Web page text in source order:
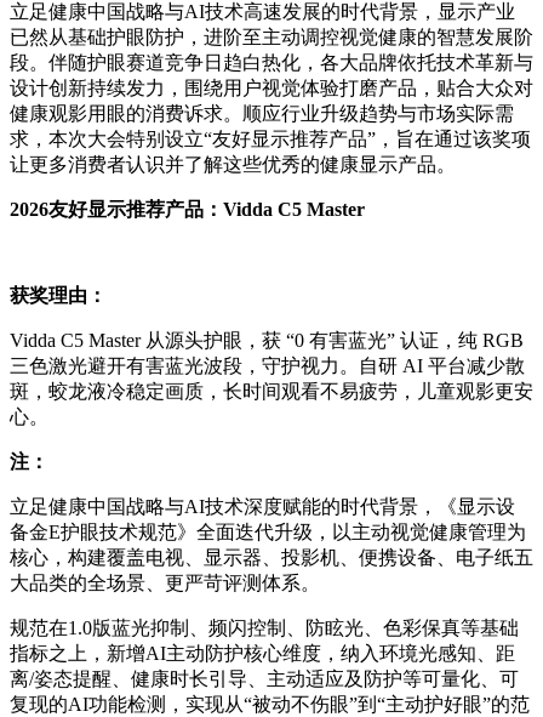
立足健康中国战略与AI技术高速发展的时代背景，显示产业
已然从基础护眼防护，进阶至主动调控视觉健康的智慧发展阶
段。伴随护眼赛道竞争日趋白热化，各大品牌依托技术革新与
设计创新持续发力，围绕用户视觉体验打磨产品，贴合大众对
健康观影用眼的消费诉求。顺应行业升级趋势与市场实际需
求，本次大会特别设立“友好显示推荐产品”，旨在通过该奖项
让更多消费者认识并了解这些优秀的健康显示产品。
2026友好显示推荐产品：Vidda C5 Master
获奖理由：
Vidda C5 Master 从源头护眼，获 “0 有害蓝光” 认证，纯 RGB
三色激光避开有害蓝光波段，守护视力。自研 AI 平台减少散
斑，蛟龙液冷稳定画质，长时间观看不易疲劳，儿童观影更安
心。
注：
立足健康中国战略与AI技术深度赋能的时代背景，《显示设
备金E护眼技术规范》全面迭代升级，以主动视觉健康管理为
核心，构建覆盖电视、显示器、投影机、便携设备、电子纸五
大品类的全场景、更严苛评测体系。
规范在1.0版蓝光抑制、频闪控制、防眩光、色彩保真等基础
指标之上，新增AI主动防护核心维度，纳入环境光感知、距
离/姿态提醒、健康时长引导、主动适应及防护等可量化、可
复现的AI功能检测，实现从“被动不伤眼”到“主动护好眼”的范